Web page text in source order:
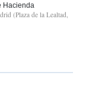
Hacienda
(Plaza de la Lealtad,